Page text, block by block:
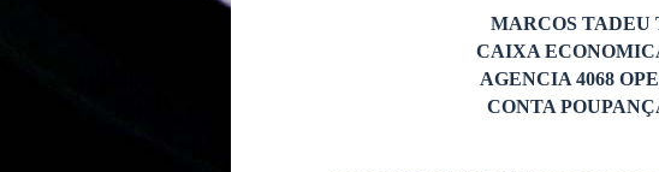
MARCOS
CAIXA
AGENCIA 4068
CONTA